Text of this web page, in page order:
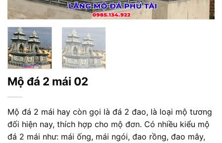
Mộ đá 2 mái 02
Mộ đá 2 mái hay còn gọi là đá 2 đao, là loại mộ tương
đối hiện nay, thích hợp cho mộ đơn. Có nhiều kiểu mộ
đá 2 mái như: mái ống, mái ngói, đao rồng, đao mây,